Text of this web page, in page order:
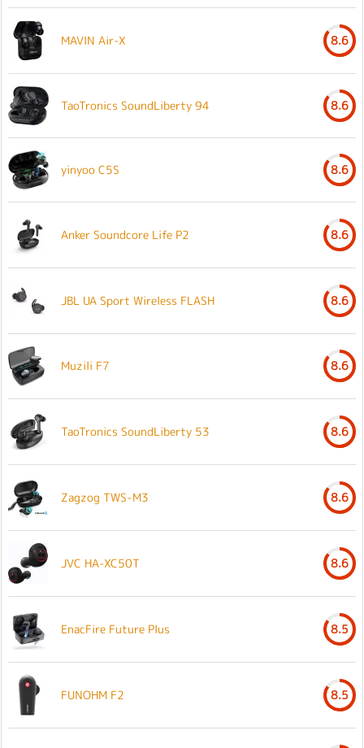
MAVIN Air-X 8.6
TaoTronics SoundLiberty 94 8.6
yinyoo C5S 8.6
Anker Soundcore Life P2 8.6
JBL UA Sport Wireless FLASH 8.6
Muzili F7 8.6
TaoTronics SoundLiberty 53 8.6
Zagzog TWS-M3 8.6
JVC HA-XC50T 8.6
EnacFire Future Plus 8.5
FUNOHM F2 8.5